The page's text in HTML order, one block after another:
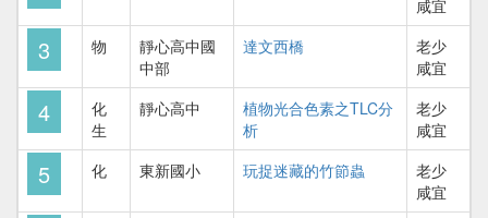
咸宜
3 物
靜心高中國
中部
達文西橋
老少
咸宜
4
化
生
靜心高中
植物光合色素之TLC分
析
老少
咸宜
5 化 東新國小 玩捉迷藏的竹節蟲
老少
咸宜